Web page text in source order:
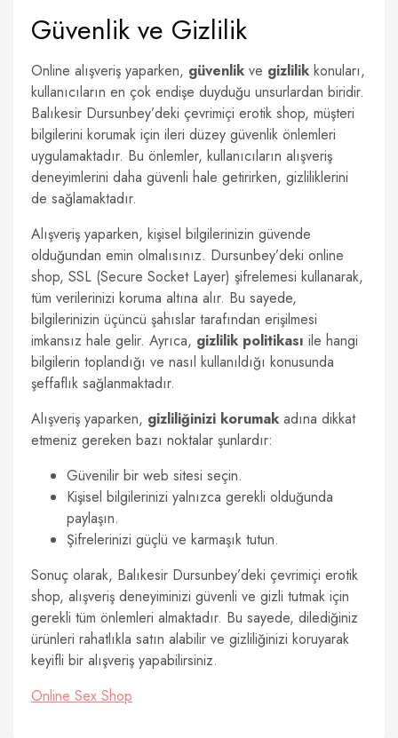
Güvenlik ve Gizlilik
Online alışveriş yaparken, güvenlik ve gizlilik konuları,
kullanıcıların en çok endişe duyduğu unsurlardan biridir.
Balıkesir Dursunbey’deki çevrimiçi erotik shop, müşteri
bilgilerini korumak için ileri düzey güvenlik önlemleri
uygulamaktadır. Bu önlemler, kullanıcıların alışveriş
deneyimlerini daha güvenli hale getirirken, gizliliklerini
de sağlamaktadır.
Alışveriş yaparken, kişisel bilgilerinizin güvende
olduğundan emin olmalısınız. Dursunbey’deki online
shop, SSL (Secure Socket Layer) şifrelemesi kullanarak,
tüm verilerinizi koruma altına alır. Bu sayede,
bilgilerinizin üçüncü şahıslar tarafından erişilmesi
imkansız hale gelir. Ayrıca, gizlilik politikası ile hangi
bilgilerin toplandığı ve nasıl kullanıldığı konusunda
şeffaflık sağlanmaktadır.
Alışveriş yaparken, gizliliğinizi korumak adına dikkat
etmeniz gereken bazı noktalar şunlardır:
Güvenilir bir web sitesi seçin.
Kişisel bilgilerinizi yalnızca gerekli olduğunda
paylaşın.
Şifrelerinizi güçlü ve karmaşık tutun.
Sonuç olarak, Balıkesir Dursunbey’deki çevrimiçi erotik
shop, alışveriş deneyiminizi güvenli ve gizli tutmak için
gerekli tüm önlemleri almaktadır. Bu sayede, dilediğiniz
ürünleri rahatlıkla satın alabilir ve gizliliğinizi koruyarak
keyifli bir alışveriş yapabilirsiniz.
Online Sex Shop